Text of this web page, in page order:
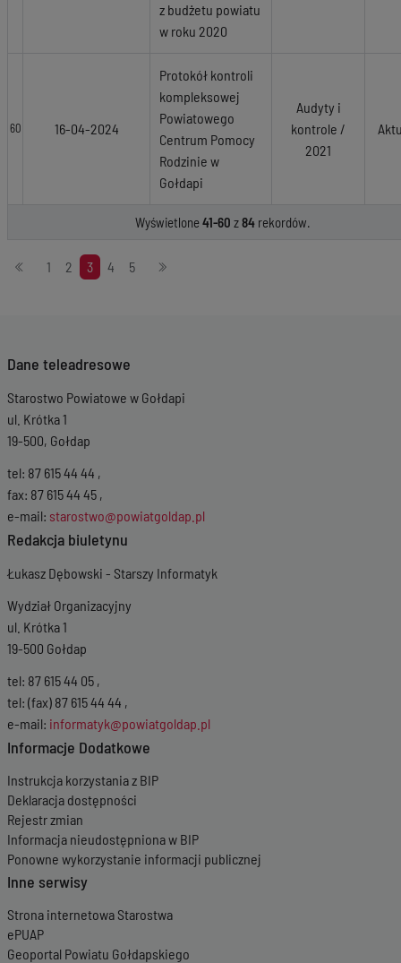
z budżetu powiatu
w roku 2020
60 16-04-2024
Protokół kontroli
kompleksowej
Powiatowego
Centrum Pomocy
Rodzinie w
Gołdapi
Audyty i
kontrole /
2021
Wyświetlone41-60 z84 rekordów.
Stronicowanie
1 2 3 4 5
Dane teleadresowe
Starostwo Powiatowe w Gołdapi
ul. Krótka 1
19-500, Gołdap
tel: 87 615 44 44 ,
fax: 87 615 44 45 ,
e-mail: starostwo@powiatgoldap.pl
Redakcja biuletynu
Łukasz Dębowski - Starszy Informatyk
Wydział Organizacyjny
ul. Krótka 1
19-500 Gołdap
tel: 87 615 44 05 ,
tel: (fax) 87 615 44 44 ,
e-mail: informatyk@powiatgoldap.pl
Informacje Dodatkowe
Instrukcja korzystania z BIP
Deklaracja dostępności
Rejestr zmian
Informacja nieudostępniona w BIP
Ponowne wykorzystanie informacji publicznej
Inne serwisy
Strona internetowa Starostwa
ePUAP
Geoportal Powiatu Gołdapskiego